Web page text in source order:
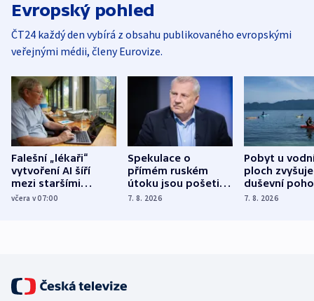
Evropský pohled
ČT24 každý den vybírá z obsahu publikovaného evropskými
veřejnými médii, členy Eurovize.
Falešní „lékaři“
vytvoření AI šíří
mezi staršími
Poláky nebezpečné
včera v 07:00
Spekulace o
přímém ruském
útoku jsou pošetilé,
míní estonský
7. 8. 2026
Pobyt u
ploch zvyšuje
duševní
ukázala
7. 8. 2026